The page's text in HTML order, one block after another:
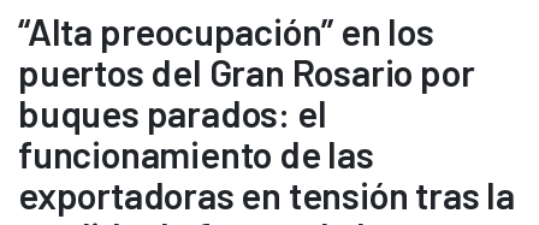
“Alta preocupación” en los
puertos del Gran Rosario por
buques parados: el
funcionamiento de las
exportadoras en tensión tras la